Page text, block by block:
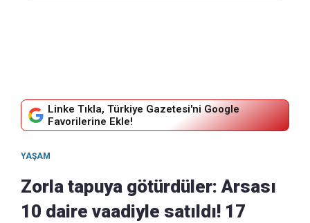
Linke Tıkla, Türkiye Gazetesi'ni Google
Favorilerine Ekle!
YAŞAM
Zorla tapuya götürdüler: Arsası
10 daire vaadiyle satıldı! 17